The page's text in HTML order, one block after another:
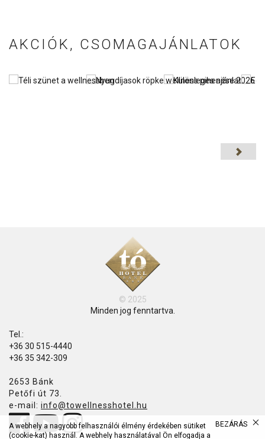
AKCIÓK, CSOMAGAJÁNLATOK
© 2025
Minden jog fenntartva.
Tel.:
+36 30 515-4440
+36 35 342-309
2653 Bánk
Petőfi út 73.
e-mail: info@towellnesshotel.hu
BEZÁRÁS
A webhely a nagyobb felhasználói élmény érdekében sütiket
(cookie-kat) használ. A webhely használatával Ön elfogadja a